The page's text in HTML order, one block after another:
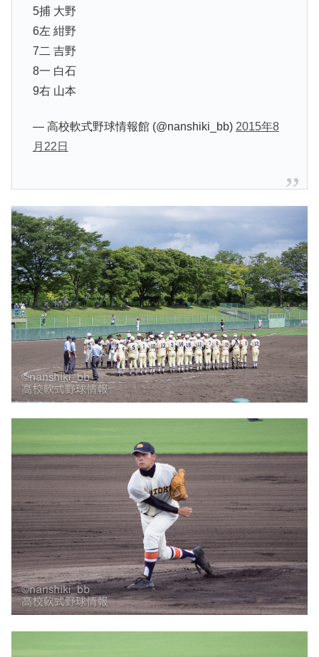
5捕 大野
6左 紺野
7二 吉野
8一 白石
9右 山本
— 高校軟式野球情報館 (@nanshiki_bb) 2015年8
月22日